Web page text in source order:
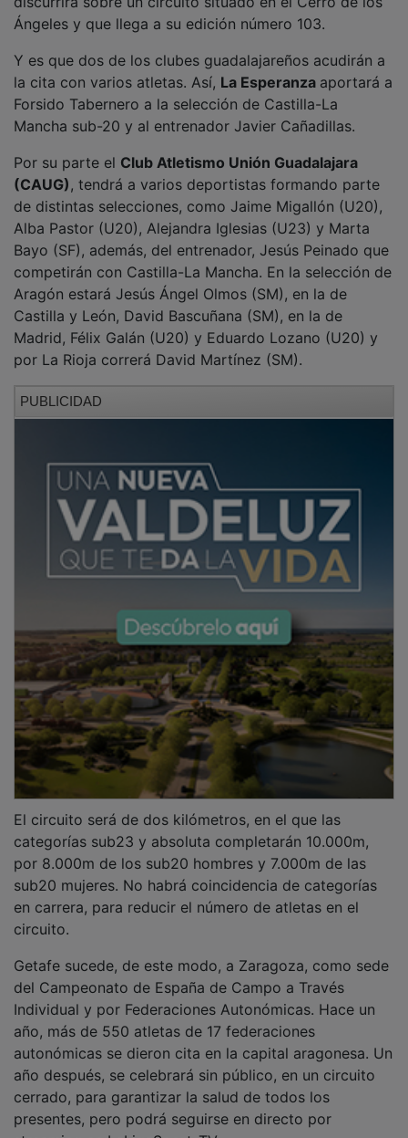
Ángeles y que llega a su edición número 103.
la cita con varios atletas. Así,La Esperanzaaportará a
Forsido Tabernero a la selección de Castilla-La
Mancha sub-20 y al entrenador Javier Cañadillas.
(CAUG), tendrá a varios deportistas formando parte
de distintas selecciones, como Jaime Migallón (U20),
Alba Pastor (U20), Alejandra Iglesias (U23) y Marta
Bayo (SF), además, del entrenador, Jesús Peinado que
competirán con Castilla-La Mancha. En la selección de
Aragón estará Jesús Ángel Olmos (SM), en la de
Castilla y León, David Bascuñana (SM), en la de
Madrid, Félix Galán (U20) y Eduardo Lozano (U20) y
por La Rioja correrá David Martínez (SM).
categorías sub23 y absoluta completarán 10.000m,
por 8.000m de los sub20 hombres y 7.000m de las
sub20 mujeres. No habrá coincidencia de categorías
en carrera, para reducir el número de atletas en el
circuito.
del Campeonato de España de Campo a Través
Individual y por Federaciones Autonómicas. Hace un
año, más de 550 atletas de 17 federaciones
autonómicas se dieron cita en la capital aragonesa. Un
año después, se celebrará sin público, en un circuito
cerrado, para garantizar la salud de todos los
presentes, pero podrá seguirse en directo por
streaming en LaLigaSportsTV.